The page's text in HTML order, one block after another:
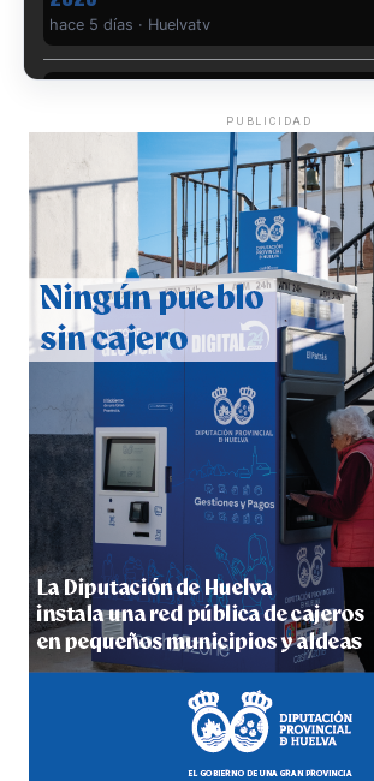
6º DÍA DE LAS FIESTAS
hace 5 días·Huelvatv
QUINTA CORRIDA DE LAS FIESTAS
2026
hace 6 días·Huelvatv
PUBLICIDAD